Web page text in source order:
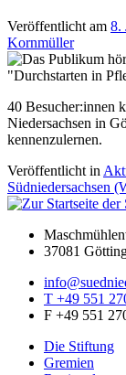
Veröffentlicht am 8.
Kornmüller
40 Besucher:innen
Niedersachsen in
kennenzulernen.
Veröffentlicht in
Südniedersachsen
37081
T +49 551
F +49 551
Die Stiftung
Gremien